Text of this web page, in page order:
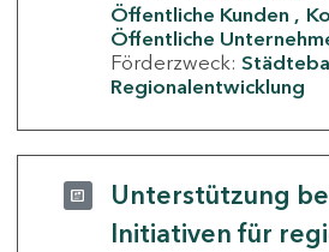
Öffentliche Kunden
Öffentliche
Förderzweck:
Regionalentwicklung
Unterstützung
Initiativen für